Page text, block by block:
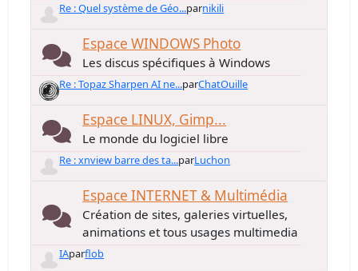
Re : Quel système de Géo...parnikili
Espace WINDOWS Photo
Les discus spécifiques à Windows
Re : Topaz Sharpen AI ne...parChatOuille
Espace LINUX, Gimp...
Le monde du logiciel libre
Re : xnview barre des ta...parLuchon
Espace INTERNET & Multimédia
Création de sites, galeries virtuelles,
animations et tous usages multimedia
IAparflob